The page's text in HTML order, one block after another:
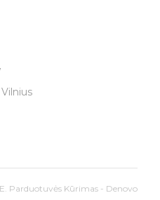
E. Parduotuvės Kūrimas - Denovo